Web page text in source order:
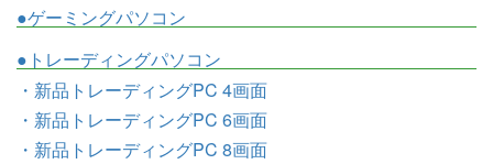
●ゲーミングパソコン
●トレーディングパソコン
・新品トレーディングPC 4画面
・新品トレーディングPC 6画面
・新品トレーディングPC 8画面